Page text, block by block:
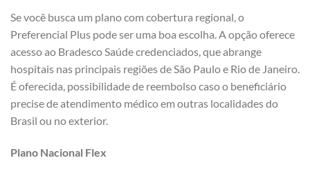
Se você busca um plano com cobertura regional, o
Preferencial Plus pode ser uma boa escolha. A opção oferece
acesso ao Bradesco Saúde credenciados, que abrange
hospitais nas principais regiões de São Paulo e Rio de Janeiro.
É oferecida, possibilidade de reembolso caso o beneficiário
precise de atendimento médico em outras localidades do
Brasil ou no exterior.
Plano Nacional Flex